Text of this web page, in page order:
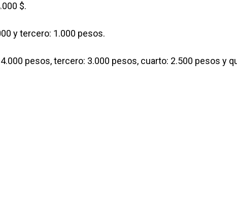
$.
y tercero: 1.000 pesos.
pesos, tercero: 3.000 pesos, cuarto: 2.500 pesos y